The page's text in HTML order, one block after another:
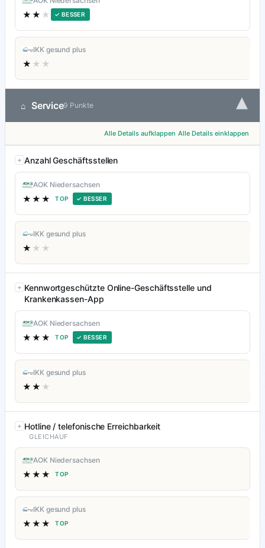
★★ ★ ✓ BESSER
IKK gesund plus
★ ★★
⌂ Service9 Punkte ▾
Alle Details aufklappen Alle Details einklappen
Anzahl Geschäftsstellen
AOK Niedersachsen
★★★ TOP ✓ BESSER
IKK gesund plus
★ ★★
Kennwortgeschützte Online-Geschäftsstelle und
Krankenkassen-App
AOK Niedersachsen
★★★ TOP ✓ BESSER
IKK gesund plus
★★ ★
Hotline / telefonische Erreichbarkeit
GLEICHAUF
AOK Niedersachsen
★★★ TOP
IKK gesund plus
★★★ TOP